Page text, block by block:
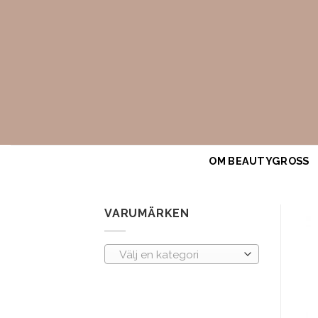
OM BEAUTYGROSS
VARUMÄRKEN
Välj en kategori